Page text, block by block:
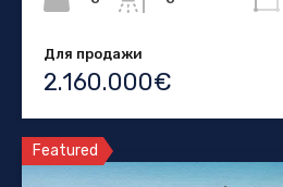
Для продажи
2.160.000€
Featured